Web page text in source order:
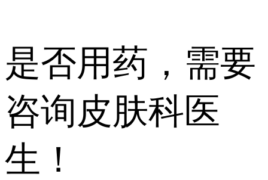
是否用药，需要
咨询皮肤科医
生！